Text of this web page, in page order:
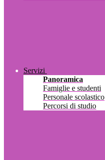
Servizi
Panoramica
Famiglie e studenti
Personale scolastico
Percorsi di studio